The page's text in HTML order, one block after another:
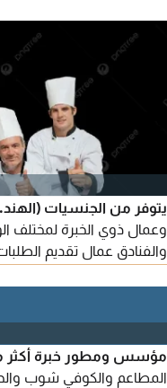
يتوفر من الجنسيات
وعمال ذوي الخبرة لمختلف
والفنادق عمال تقديم
المطاعم والكوفي شوب